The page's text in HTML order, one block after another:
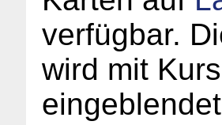
verfügbar.
wird mit